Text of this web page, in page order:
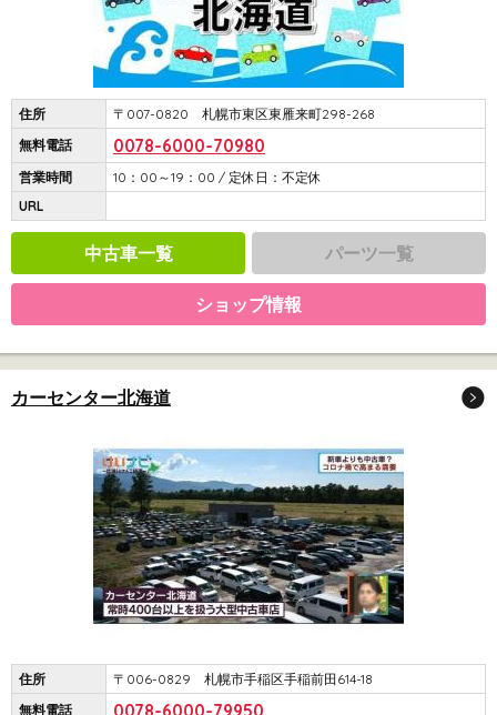
住所
〒007-0820 札幌市東区東雁来町298-268
無料電話
0078-6000-70980
営業時間
10：00～19：00 / 定休日：不定休
URL
中古車一覧 パーツ一覧
ショップ情報
カーセンター北海道
住所
〒006-0829 札幌市手稲区手稲前田614-18
無料電話
0078-6000-79950